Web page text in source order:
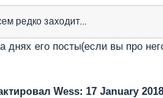
редко заходит...
днях его посты(если вы про
Wess: 17 January